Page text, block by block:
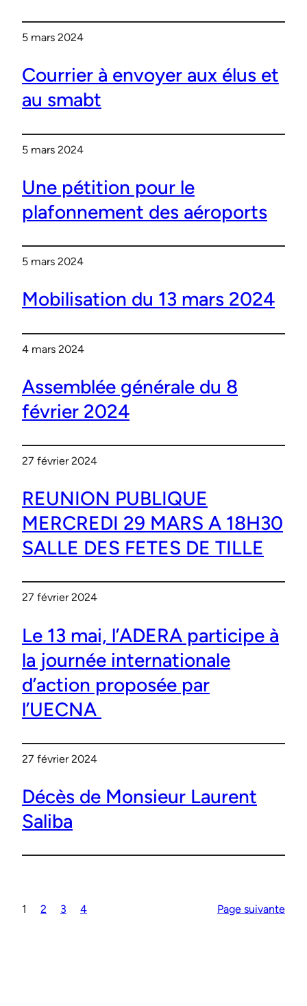
5 mars 2024
Courrier à envoyer aux élus et
au smabt
5 mars 2024
Une pétition pour le
plafonnement des aéroports
5 mars 2024
Mobilisation du 13 mars 2024
4 mars 2024
Assemblée générale du 8
février 2024
27 février 2024
REUNION PUBLIQUE
MERCREDI 29 MARS A 18H30
SALLE DES FETES DE TILLE
27 février 2024
Le 13 mai, l’ADERA participe à
la journée internationale
d’action proposée par
l’UECNA
27 février 2024
Décès de Monsieur Laurent
Saliba
1 2 3 4 Page suivante